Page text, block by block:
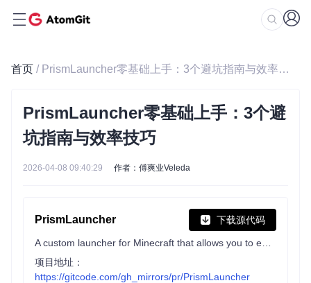
首页 / PrismLauncher零基础上手：3个避坑指南与效率技巧
PrismLauncher零基础上手：3个避
坑指南与效率技巧
2026-04-08 09:40:29 作者：傅爽业Veleda
PrismLauncher 下载源代码
项目地址：
https://gitcode.com/gh_mirrors/pr/PrismLauncher